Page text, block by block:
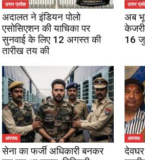
उत्तर प्रदेश
अदालत ने इंडियन पोलो
एसोसिएशन की याचिका पर
सुनवाई के लिए 12 अगस्त की
तारीख तय की
उत्तर
अब
16
अपराध
सेना का फर्जी अधिकारी बनकर
अपराध
देवघर